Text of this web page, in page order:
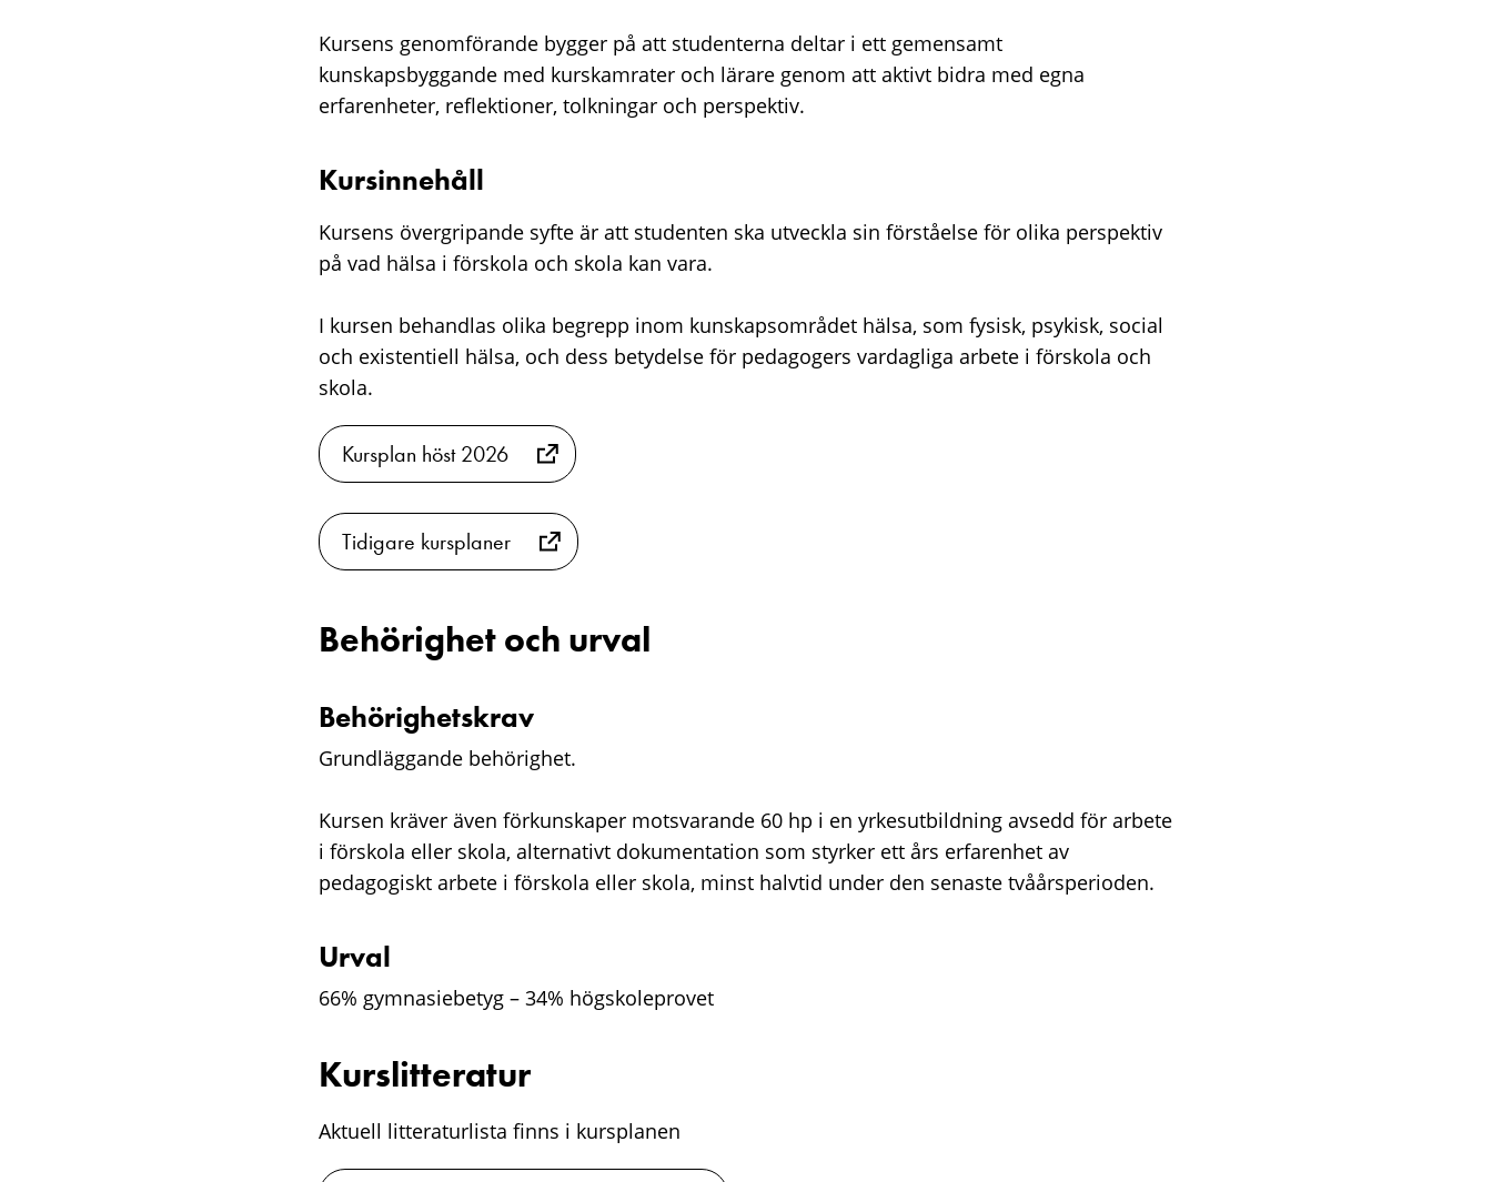
Kursens genomförande bygger på att studenterna deltar i ett gemensamt
kunskapsbyggande med kurskamrater och lärare genom att aktivt bidra med egna
erfarenheter, reflektioner, tolkningar och perspektiv.
Kursinnehåll
Kursens övergripande syfte är att studenten ska utveckla sin förståelse för olika perspektiv
på vad hälsa i förskola och skola kan vara.
I kursen behandlas olika begrepp inom kunskapsområdet hälsa, som fysisk, psykisk, social
och existentiell hälsa, och dess betydelse för pedagogers vardagliga arbete i förskola och
skola.
Kursplan höst 2026
Tidigare kursplaner
Behörighet och urval
Behörighetskrav
Grundläggande behörighet.
Kursen kräver även förkunskaper motsvarande 60 hp i en yrkesutbildning avsedd för arbete
i förskola eller skola, alternativt dokumentation som styrker ett års erfarenhet av
pedagogiskt arbete i förskola eller skola, minst halvtid under den senaste tvåårsperioden.
Urval
66% gymnasiebetyg – 34% högskoleprovet
Kurslitteratur
Aktuell litteraturlista finns i kursplanen